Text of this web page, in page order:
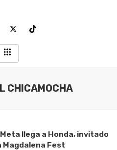
CHICAMOCHA
llega a Honda, invitado
Magdalena Fest